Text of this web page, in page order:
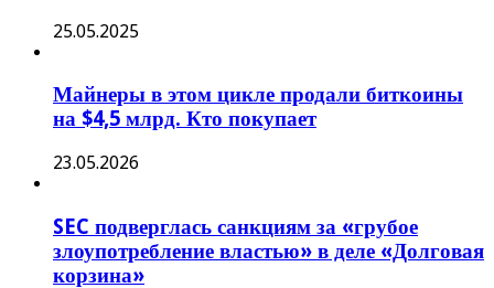
25.05.2025
Майнеры в этом цикле продали биткоины
на $4,5 млрд. Кто покупает
23.05.2026
SEC подверглась санкциям за «грубое
злоупотребление властью» в деле «Долговая
корзина»